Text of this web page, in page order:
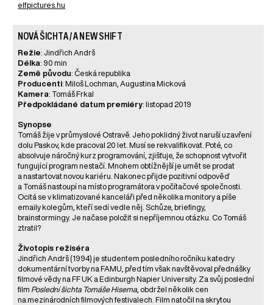
elfpictures.hu
NOVÁ ŠICHTA / A NEW SHIFT
Režie: Jindřich Andrš
Délka: 90 min
Země původu: Česká republika
Producenti: Miloš Lochman, Augustina Micková
Kamera: Tomáš Frkal
Předpokládané datum premiéry: listopad 2019
Synopse
Tomáš žije v průmyslové Ostravě. Jeho poklidný život naruší uzavření
dolu Paskov, kde pracoval 20 let. Musí se rekvalifikovat. Poté, co
absolvuje náročný kurz programování, zjišťuje, že schopnost vytvořit
fungující program nestačí. Mnohem obtížnější je umět se prodat
a nastartovat novou kariéru. Nakonec přijde pozitivní odpověď
a Tomáš nastoupí na místo programátora v počítačové společnosti.
Ocitá se v klimatizované kanceláři před několika monitory a píše
emaily kolegům, kteří sedí vedle něj. Schůze, briefingy,
brainstormingy. Je načase položit si nepříjemnou otázku. Co Tomáš
ztratil?
Životopis režiséra
Jindřich Andrš (1994) je studentem posledního ročníku katedry
dokumentární tvorby na FAMU, před tím však navštěvoval přednášky
filmové vědy na FF UK a Edinburgh Napier University. Za svůj poslední
film Poslední šichta Tomáše Hisema , obdržel několik cen
na mezinárodních filmových festivalech. Film natočil na skrytou